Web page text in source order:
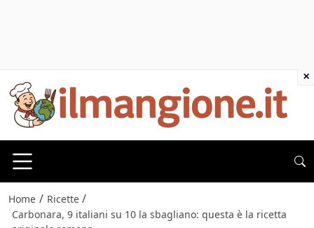
Home / Ricette /
Carbonara, 9 italiani su 10 la sbagliano: questa è la ricetta
×